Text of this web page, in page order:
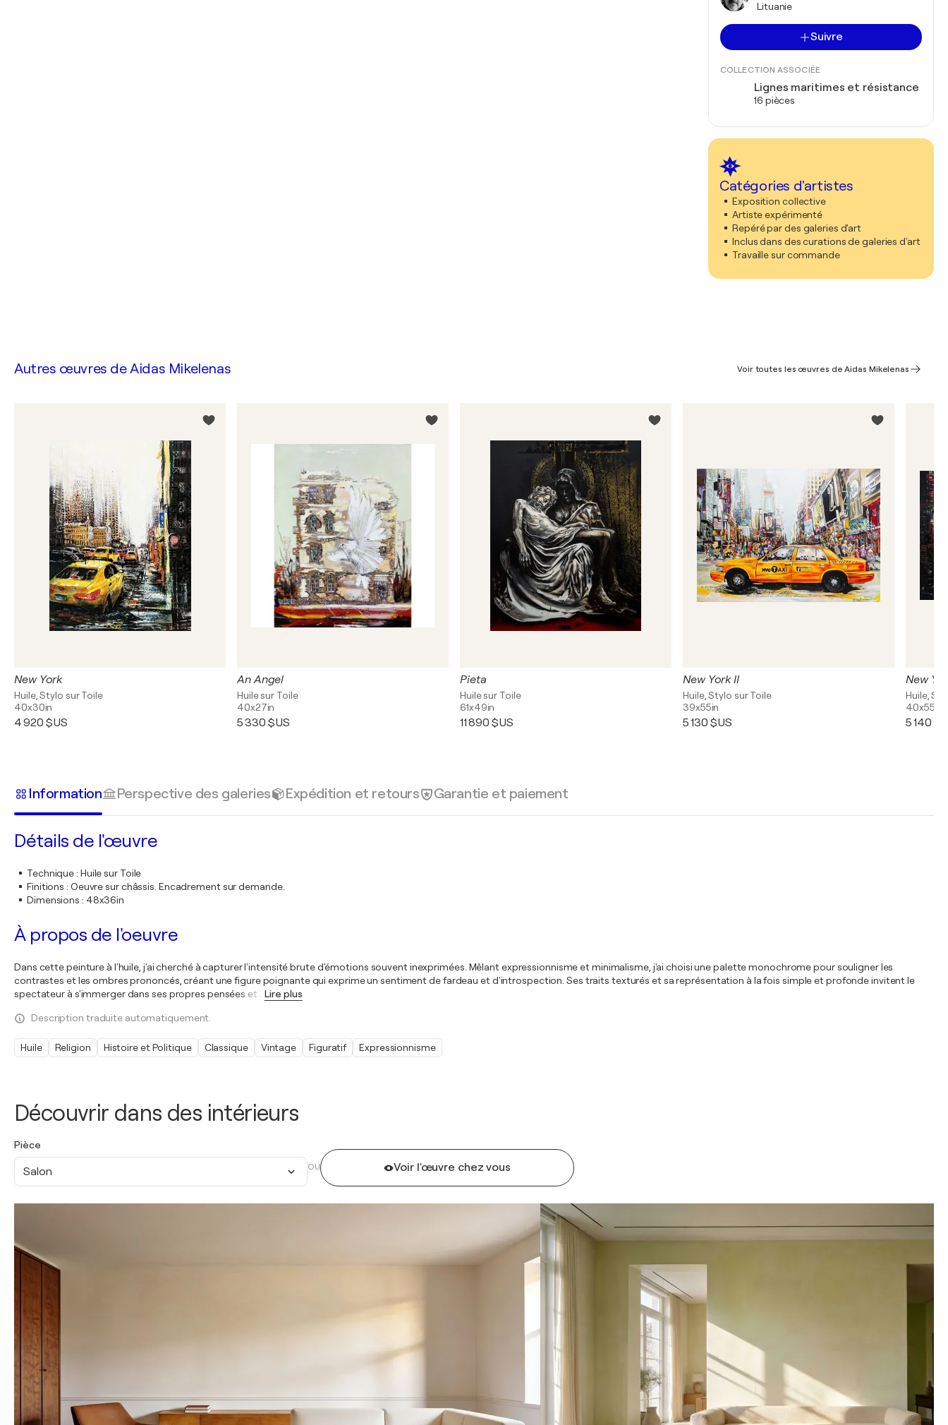
Lituanie
Suivre
COLLECTION ASSOCIÉE
Lignes maritimes et résistance
16 pièces
Catégories d'artistes
Exposition collective
Artiste expérimenté
Repéré par des galeries d'art
Inclus dans des curations de galeries d'art
Travaille sur commande
Découvrir dans des intérieurs
Pièce
Salon OU Voir l'œuvre chez vous
Autres œuvres deAidas Mikelenas Voir toutes les œuvres de Aidas Mikelenas
New York
Huile, Stylo sur Toile
40x30in
4 920 $US
An Angel
Huile sur Toile
40x27in
5 330 $US
Pieta
Huile sur Toile
61x49in
11 890 $US
New York II
Huile, Stylo sur Toile
39x55in
5 130 $US
New
Huile,
40x55in
5 140
Information Perspective des galeries Expédition et retours Garantie et paiement
Détails de l'œuvre
Technique: Huile sur Toile
Finitions : Oeuvre sur châssis. Encadrement sur demande.
Dimensions : 48x36in
À propos de l'oeuvre
Dans cette peinture à l'huile, j'ai cherché à capturer l'intensité brute d'émotions souvent inexprimées. Mêlant expressionnisme et minimalisme, j'ai choisi une palette monochrome pour souligner les
contrastes et les ombres prononcés, créant une figure poignante qui exprime un sentiment de fardeau et d'introspection. Ses traits texturés et sa représentation à la fois simple et profonde invitent le
spectateur à s'immerger dans ses propres pensées et
Lire plus
Description traduite automatiquement.
Huile Religion Histoire et Politique Classique Vintage Figuratif Expressionnisme